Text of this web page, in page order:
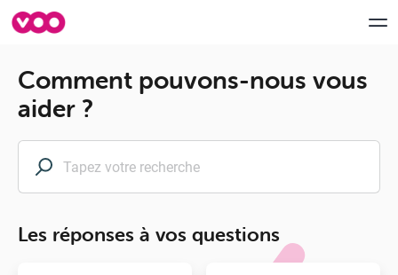
Aide & Support
myVOO
FORUM
Speedtest VOO
Comment pouvons-nous vous
aider ?
Les réponses à vos questions